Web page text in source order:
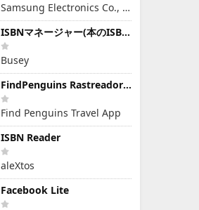
Samsung Electronics Co., Ltd.
ISBNマネージャー(本のISBN読み取り・文字認識)
Busey
FindPenguins Rastreador Viajes
Find Penguins Travel App
ISBN Reader
aleXtos
Facebook Lite